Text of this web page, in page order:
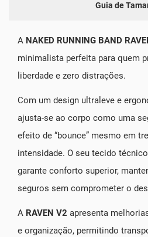
Guia de
A NAKED RUNNING BAND
minimalista perfeita para quem
liberdade e zero distrações.
Com um design ultraleve e
ajusta-se ao corpo como uma
efeito de “bounce” mesmo em
intensidade. O seu tecido
garante conforto superior,
seguros sem comprometer o
A RAVEN V2 apresenta
e organização, permitindo